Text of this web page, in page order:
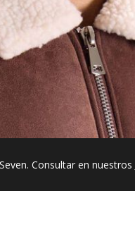
Consultar en nuestros